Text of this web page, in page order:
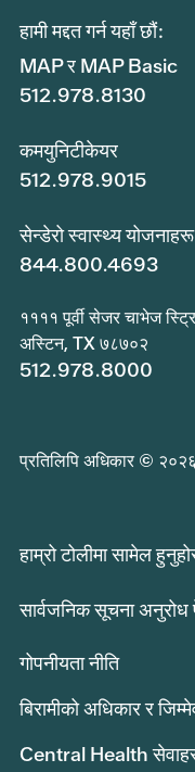
हामी मद्दत गर्न यहाँ छौं:
MAP र MAP Basic
512.978.8130
कमयुनिटीकेयर
512.978.9015
सेन्डेरो स्वास्थ्य योजनाहरू
844.800.4693
११११ पूर्वी सेजर चाभेज
अस्टिन, TX ७८७०२
512.978.8000
प्रतिलिपि अधिकार ©
हाम्रो टोलीमा सामेल
सार्वजनिक सूचना अनुरोध
गोपनीयता नीति
बिरामीको अधिकार र
Central Health